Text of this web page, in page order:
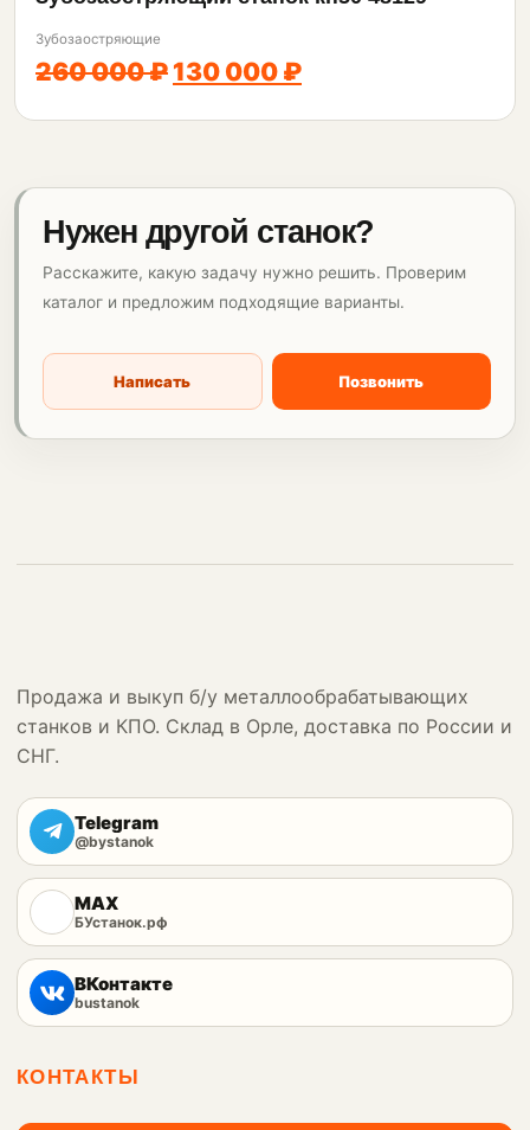
Зубозаостряющие
260 000 ₽ 130 000 ₽
Нужен другой станок?
Расскажите, какую задачу нужно решить. Проверим
каталог и предложим подходящие варианты.
Написать Позвонить
Продажа и выкуп б/у металлообрабатывающих
станков и КПО. Склад в Орле, доставка по России и
СНГ.
Telegram
@bystanok
MAX
БУстанок.рф
ВКонтакте
bustanok
КОНТАКТЫ